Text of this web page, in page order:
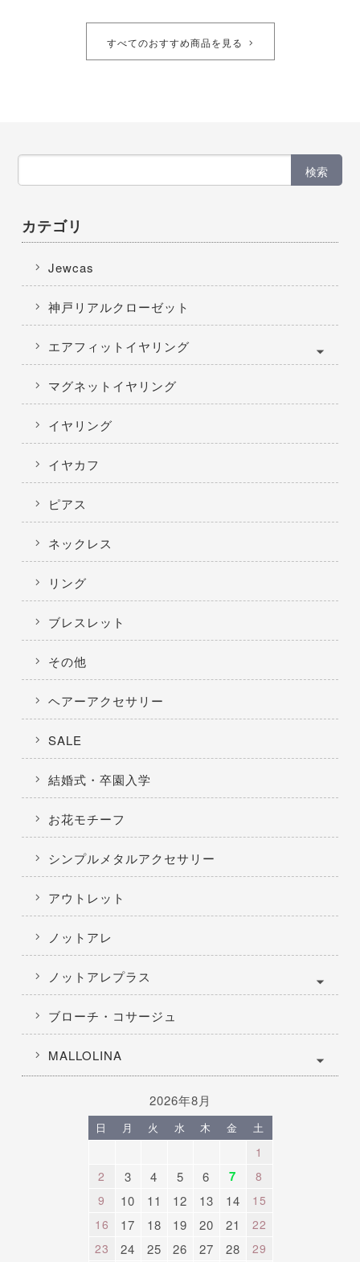
すべてのおすすめ商品を見る
検索
カテゴリ
Jewcas
神戸リアルクローゼット
エアフィットイヤリング
マグネットイヤリング
イヤリング
イヤカフ
ピアス
ネックレス
リング
ブレスレット
その他
ヘアーアクセサリー
SALE
結婚式・卒園入学
お花モチーフ
シンプルメタルアクセサリー
アウトレット
ノットアレ
ノットアレプラス
ブローチ・コサージュ
MALLOLINA
2026年8月
日 月 火 水 木 金 土
1
2
3 4 5 6 7
8
9
10 11 12 13 14
15
16
17 18 19 20 21
22
23
24 25 26 27 28
29